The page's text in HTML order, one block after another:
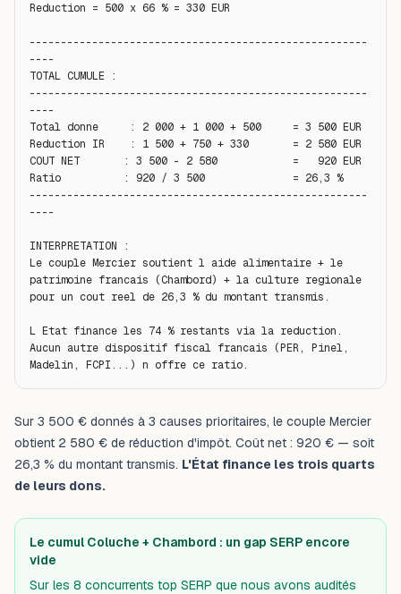
Reduction = 500 x 66 % = 330 EUR
------------------------------------------------------
----
TOTAL CUMULE :
------------------------------------------------------
----
Total donne     : 2 000 + 1 000 + 500     = 3 500 EUR
Reduction IR    : 1 500 + 750 + 330       = 2 580 EUR
COUT NET       : 3 500 - 2 580            =   920 EUR
Ratio          : 920 / 3 500              = 26,3 %
------------------------------------------------------
----
INTERPRETATION :
Le couple Mercier soutient l aide alimentaire + le
patrimoine francais (Chambord) + la culture regionale
pour un cout reel de 26,3 % du montant transmis.
L Etat finance les 74 % restants via la reduction.
Aucun autre dispositif fiscal francais (PER, Pinel,
Madelin, FCPI...) n offre ce ratio.
Sur 3 500 € donnés à 3 causes prioritaires, le couple Mercier
obtient 2 580 € de réduction d'impôt. Coût net : 920 € — soit
26,3 % du montant transmis. L'État finance les trois quarts
de leurs dons.
Le cumul Coluche + Chambord : un gap SERP encore
vide
Sur les 8 concurrents top SERP que nous avons audités